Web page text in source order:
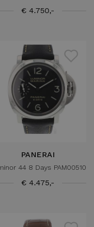
€ 4.750,-
PANERAI
44 8 Days PAM00510
€ 4.475,-